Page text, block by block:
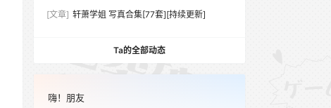
[文章] 轩萧学姐 写真合集[77套][持续更新]
Ta的全部动态
嗨！朋友